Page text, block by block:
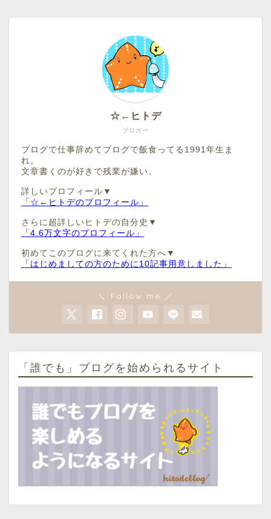
ブロガー
☆←ヒトデ
ブログで仕事辞めてブログで飯食ってる1991年生ま
れ。
文章書くのが好きで残業が嫌い。
詳しいプロフィール▼
「☆←ヒトデのプロフィール」
さらに超詳しいヒトデの自分史▼
「4.6万文字のプロフィール」
初めてこのブログに来てくれた方へ▼
「はじめましての方のために10記事用意しました」
＼ Follow me ／
「誰でも」ブログを始められるサイト